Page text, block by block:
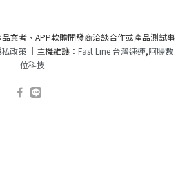
業者、APP軟體開發商洽談合作或產品測試事
政策｜主機維護： Fast Line 台灣速連,阿腸數
位科技